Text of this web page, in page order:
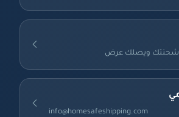
شحنتك ويصلك عرض
info@homesafeshipping.com